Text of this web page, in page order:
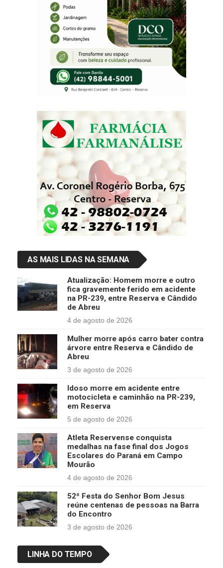
AS MAIS LIDAS NA SEMANA
Atualização: Homem morre e outro
fica gravemente ferido em acidente
na PR-239, entre Reserva e Cândido
de Abreu
4 de agosto de 2026
Mulher morre após carro bater contra
árvore entre Reserva e Cândido de
Abreu
3 de agosto de 2026
Idoso morre em acidente entre
motocicleta e caminhão na PR-239,
em Reserva
5 de agosto de 2026
Atleta Reservense conquista
medalhas na fase final dos Jogos
Escolares do Paraná em Campo
Mourão
4 de agosto de 2026
52ª Festa do Senhor Bom Jesus
reúne centenas de pessoas na Barra
do Encontro
3 de agosto de 2026
LINHA DO TEMPO